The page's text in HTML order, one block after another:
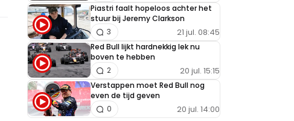
Piastri faalt hopeloos achter het
stuur bij Jeremy Clarkson
21 jul. 08:45
3
Red Bull lijkt hardnekkig lek nu
boven te hebben
20 jul. 15:15
2
Verstappen moet Red Bull nog
even de tijd geven
20 jul. 14:00
0